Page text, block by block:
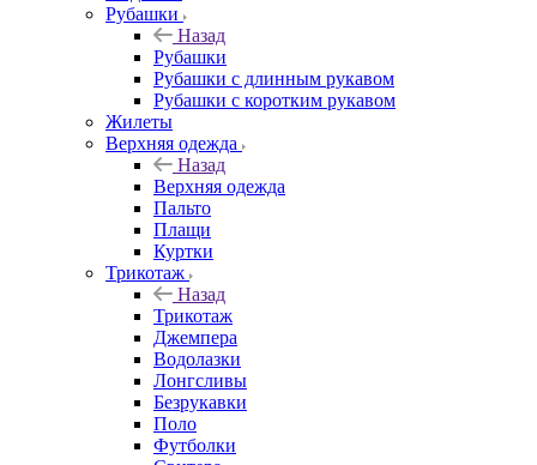
Рубашки
Назад
Рубашки
Рубашки с длинным рукавом
Рубашки с коротким рукавом
Жилеты
Верхняя одежда
Назад
Верхняя одежда
Пальто
Плащи
Куртки
Трикотаж
Назад
Трикотаж
Джемпера
Водолазки
Лонгсливы
Безрукавки
Поло
Футболки